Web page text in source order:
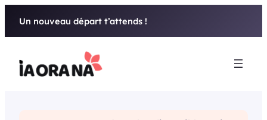
Un nouveau départ t’attends !